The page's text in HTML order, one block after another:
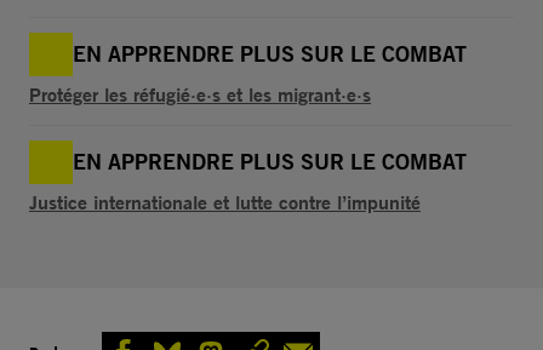
EN APPRENDRE PLUS SUR LE COMBAT
Protéger les réfugié·e·s et les migrant·e·s
EN APPRENDRE PLUS SUR LE COMBAT
Justice internationale et lutte contre l’impunité